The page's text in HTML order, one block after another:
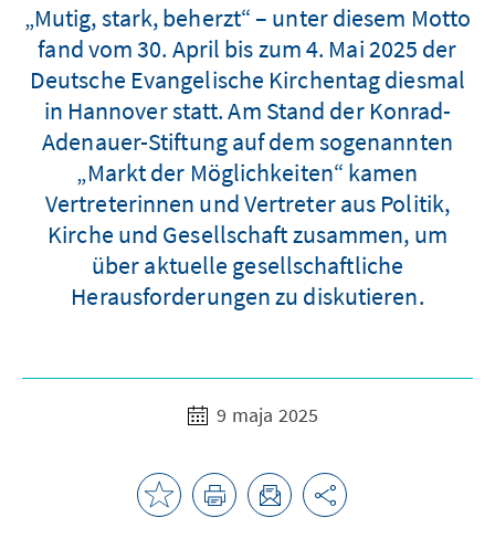
„Mutig, stark, beherzt“ – unter diesem Motto
fand vom 30. April bis zum 4. Mai 2025 der
Deutsche Evangelische Kirchentag diesmal
in Hannover statt. Am Stand der Konrad-
Adenauer-Stiftung auf dem sogenannten
„Markt der Möglichkeiten“ kamen
Vertreterinnen und Vertreter aus Politik,
Kirche und Gesellschaft zusammen, um
über aktuelle gesellschaftliche
Herausforderungen zu diskutieren.
9 maja 2025